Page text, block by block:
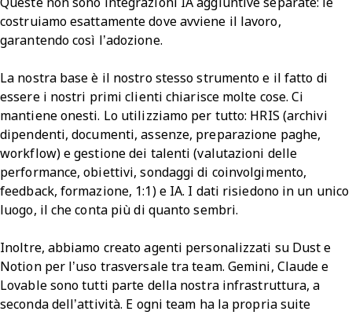
costruiamo esattamente dove avviene il lavoro,
garantendo così l’adozione.
La nostra base è il nostro stesso strumento e il fatto di
essere i nostri primi clienti chiarisce molte cose. Ci
mantiene onesti. Lo utilizziamo per tutto: HRIS (archivi
dipendenti, documenti, assenze, preparazione paghe,
workflow) e gestione dei talenti (valutazioni delle
performance, obiettivi, sondaggi di coinvolgimento,
feedback, formazione, 1:1) e IA. I dati risiedono in un unico
luogo, il che conta più di quanto sembri.
Inoltre, abbiamo creato agenti personalizzati su Dust e
Notion per l’uso trasversale tra team. Gemini, Claude e
Lovable sono tutti parte della nostra infrastruttura, a
seconda dell’attività. E ogni team ha la propria suite